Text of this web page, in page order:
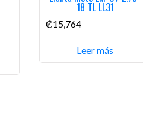
18 TL LL31
₡15,764
Leer más